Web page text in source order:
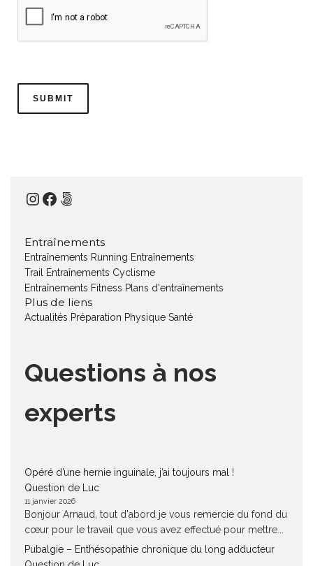
Instagram
Facebook
500px
Entraînements
Entraînements Running Entraînements
Trail
Entraînements Cyclisme
Entraînements Fitness Plans d'entraînements
Plus de liens
Actualités Préparation Physique Santé
Questions à nos
experts
Opéré d’une hernie inguinale, j’ai toujours mal !
Question de Luc
11 janvier 2026
Bonjour Arnaud, tout d'abord je vous remercie du fond du
cœur pour le travail que vous avez effectué pour mettre...
Pubalgie – Enthésopathie chronique du long adducteur